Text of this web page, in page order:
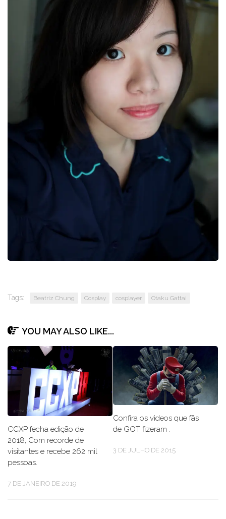
Tags: Beatriz Chung Cosplay cosplayer Otaku Gattai
YOU MAY ALSO LIKE...
CCXP fecha edição de
2018, Com recorde de
visitantes e recebe 262 mil
pessoas.
7 DE JANEIRO DE 2019
Confira os videos que fãs
de GOT fizeram .
3 DE JULHO DE 2015